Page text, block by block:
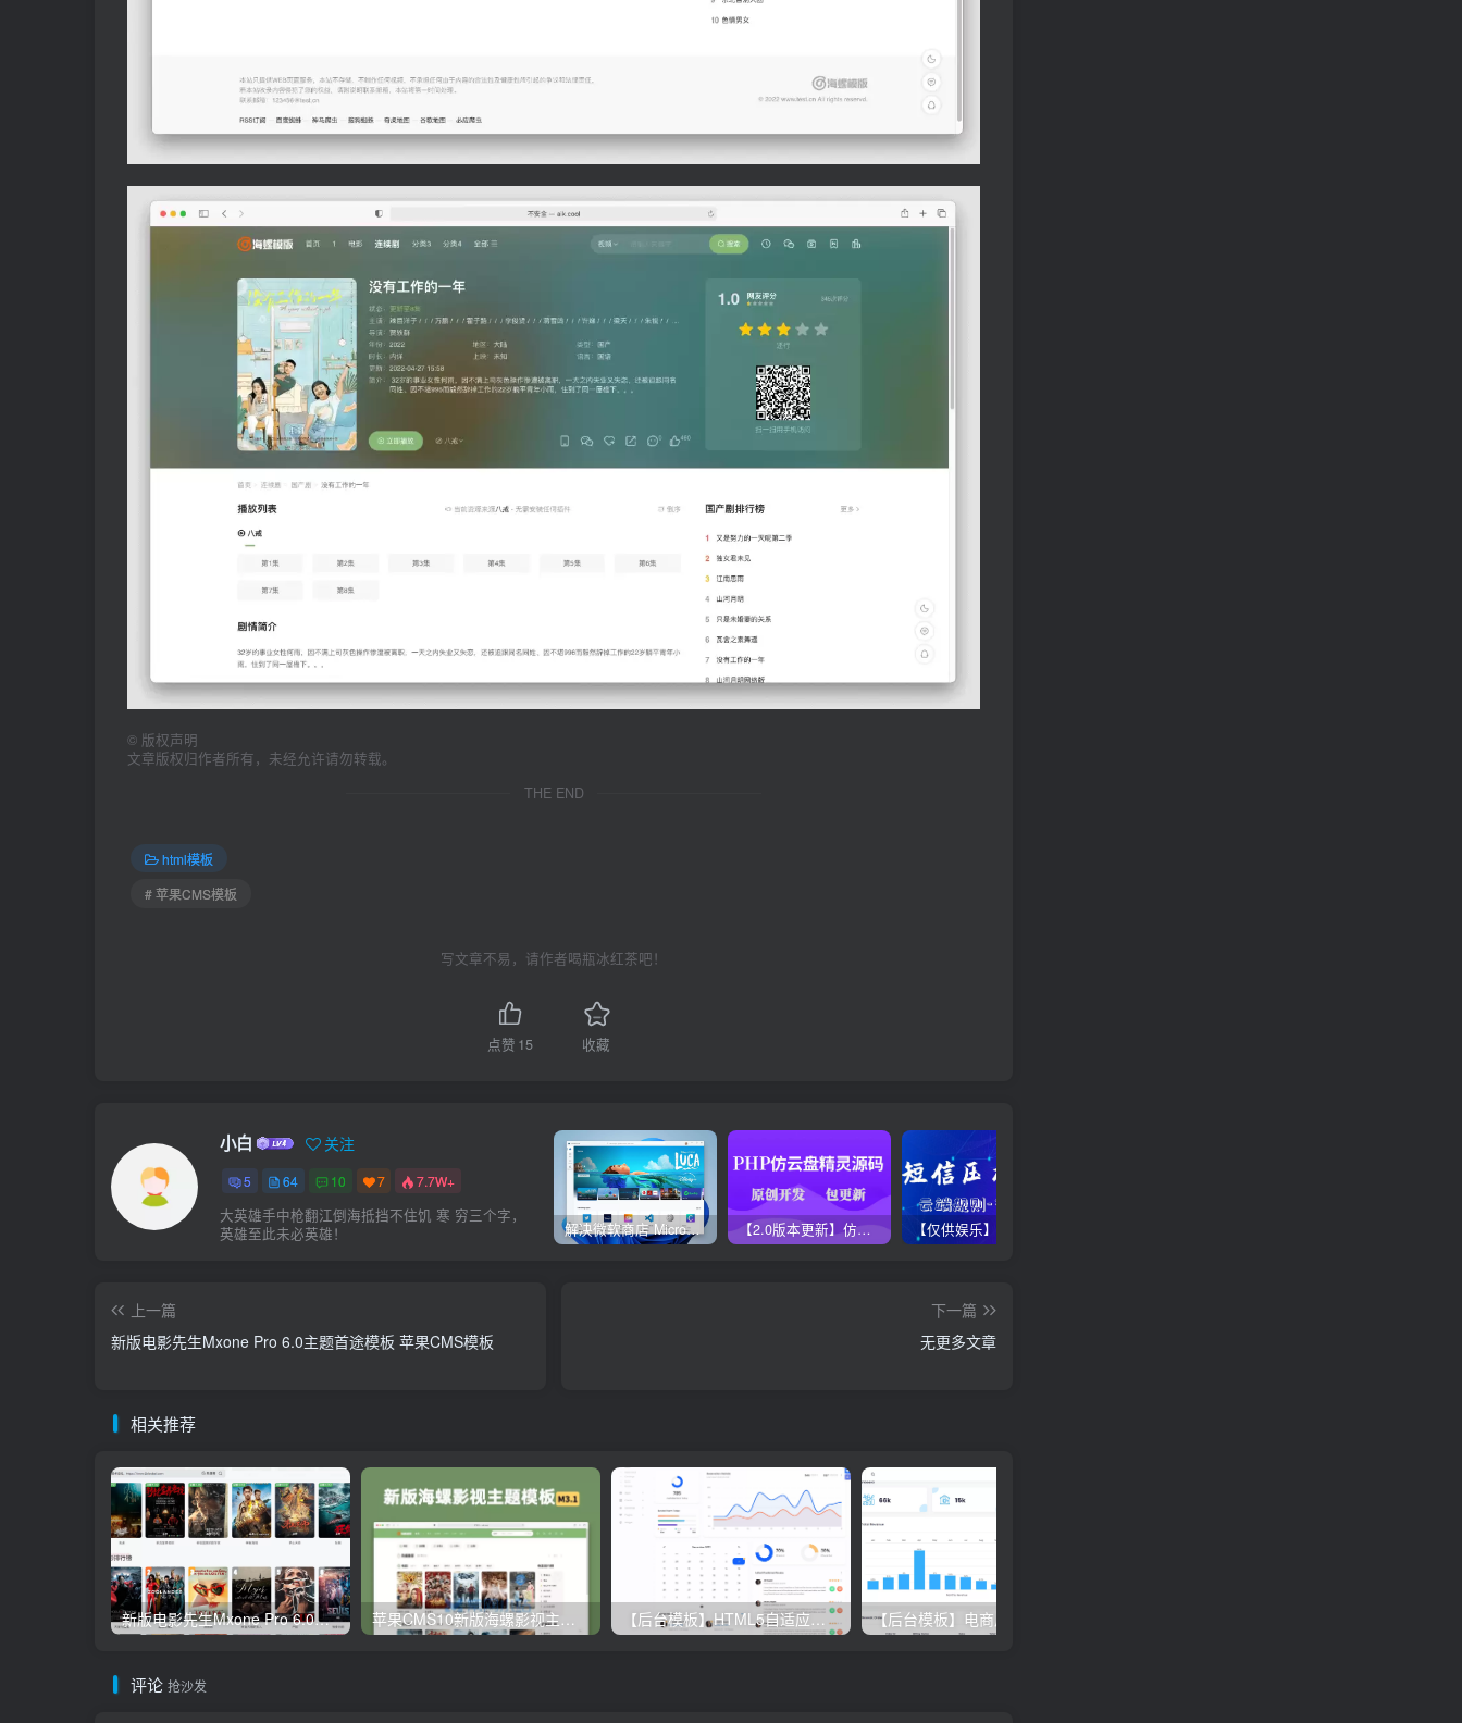
© 版权声明
文章版权归作者所有，未经允许请勿转载。
THE END
html模板
# 苹果CMS模板
写文章不易，请作者喝瓶冰红茶吧！
点赞 15 收藏
小白 关注
5 64 10 7 7.7W+
大英雄手中枪翻江倒海抵挡不住饥 寒 穷三个字，
英雄至此未必英雄！
解决微软商店 Microsoft Store无法更新方法，亲测有效！ 【2.0版本更新】仿代下狗云盘精灵源码，PHP素材代下载搜索引擎系统运营版本，持续更新中
上一篇
新版电影先生Mxone Pro 6.0主题首途模板 苹果CMS模板
下一篇
无更多文章
相关推荐
新版电影先生Mxone Pro 6.0主题首途模板 苹果CMS模板 苹果CMS10新版海螺影视主题M3.1新版带后台,支持自适应，去授权解密版 【后台模板】HTML5自适应多功能后台管理模板下载
评论 抢沙发